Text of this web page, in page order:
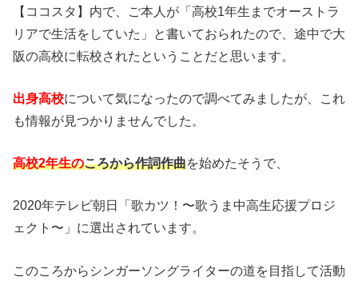
【ココスタ】内で、ご本人が「高校1年生までオーストラ
リアで生活をしていた」と書いておられたので、途中で大
阪の高校に転校されたということだと思います。
出身高校について気になったので調べてみましたが、これ
も情報が見つかりませんでした。
高校2年生のころから作詞作曲を始めたそうで、
2020年テレビ朝日「歌カツ！〜歌うま中高生応援プロジ
ェクト〜」に選出されています。
このころからシンガーソングライターの道を目指して活動